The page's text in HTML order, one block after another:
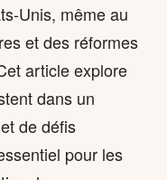
Unis, même au
et des réformes
article explore
dans un
de défis
pour les